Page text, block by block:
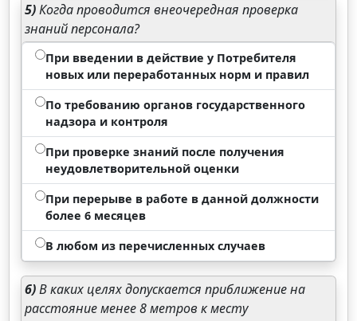
5)Когда проводится внеочередная проверка
знаний персонала?
При введении в действие у Потребителя
новых или переработанных норм и правил
По требованию органов государственного
надзора и контроля
При проверке знаний после получения
неудовлетворительной оценки
При перерыве в работе в данной должности
более 6 месяцев
В любом из перечисленных случаев
6)В каких целях допускается приближение на
расстояние менее 8 метров к месту